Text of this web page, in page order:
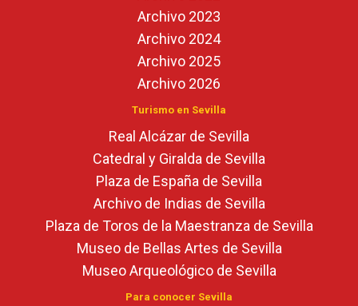
Archivo 2023
Archivo 2024
Archivo 2025
Archivo 2026
Turismo en Sevilla
Real Alcázar de Sevilla
Catedral y Giralda de Sevilla
Plaza de España de Sevilla
Archivo de Indias de Sevilla
Plaza de Toros de la Maestranza de Sevilla
Museo de Bellas Artes de Sevilla
Museo Arqueológico de Sevilla
Para conocer Sevilla